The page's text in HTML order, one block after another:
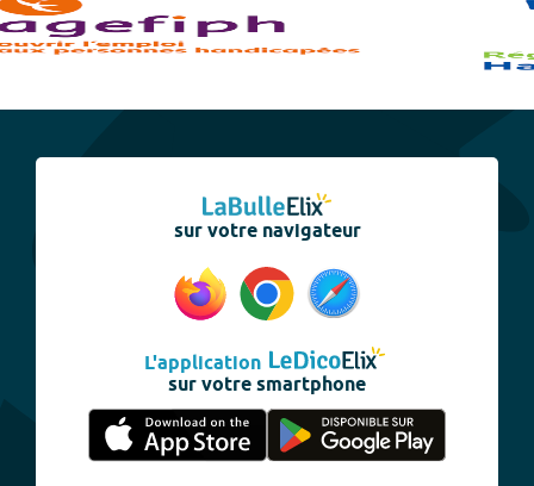
sur votre navigateur
L'application
sur votre smartphone